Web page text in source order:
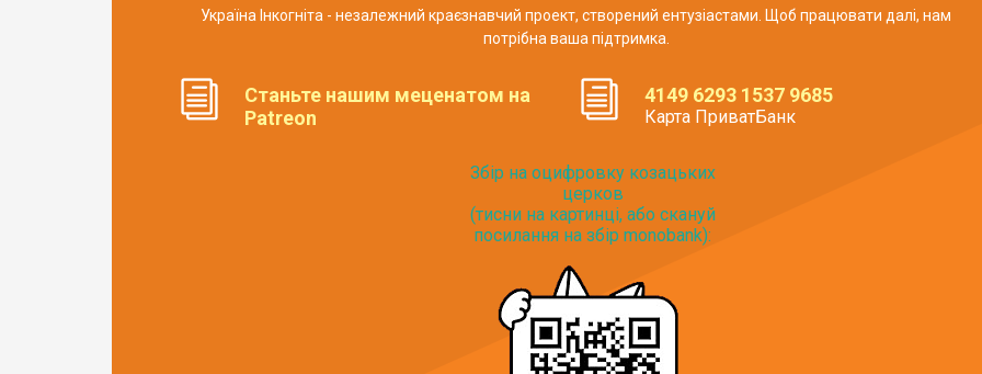
Україна Інкогніта - незалежний краєзнавчий проект, створений ентузіастами. Щоб працювати далі, нам
потрібна ваша підтримка.
Станьте нашим меценатом на
Patreon
4149 6293 1537 9685
Карта ПриватБанк
Збір на оцифровку козацьких
церков
(тисни на картинці, або скануй
посилання на збір monobank):